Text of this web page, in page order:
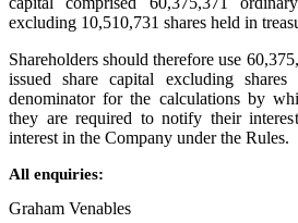
excluding 10,510,731 shares held in
Shareholders should therefore use
issued share capital excluding
denominator for the calculations by
they are required to notify their
interest in the Company under the Rules.
All enquiries:
Graham Venables